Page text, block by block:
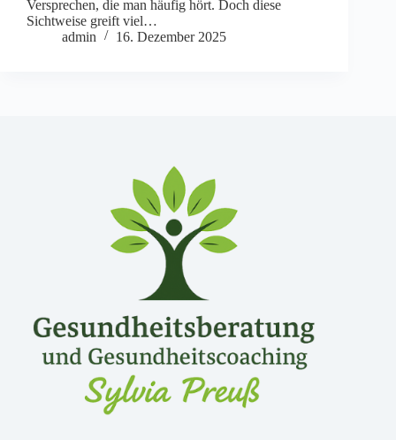
Versprechen, die man häufig hört. Doch diese
Sichtweise greift viel…
admin
16. Dezember 2025